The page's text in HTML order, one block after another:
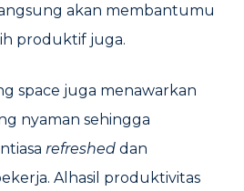
akan membantumu
produktif juga.
space juga menawarkan
nyaman sehingga
refreshed dan
Alhasil produktivitas